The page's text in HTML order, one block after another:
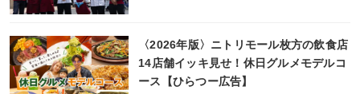
〈2026年版〉ニトリモール枚方の飲食店
14店舗イッキ見せ！休日グルメモデルコ
ース【ひらつー広告】